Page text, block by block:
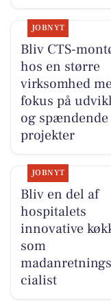
JOBNYT
Bliv CTS-
hos en større
virksomhed
fokus på
og spændende
projekter
JOBNYT
Bliv en del af
hospitalets
innovative
som
cialist